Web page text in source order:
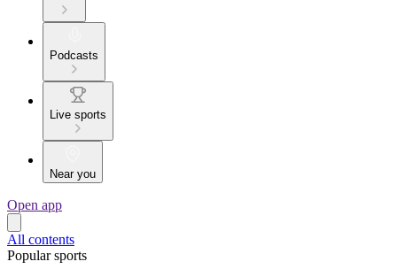
Podcasts
Live sports
Near you
Open app
All contents
Popular sports